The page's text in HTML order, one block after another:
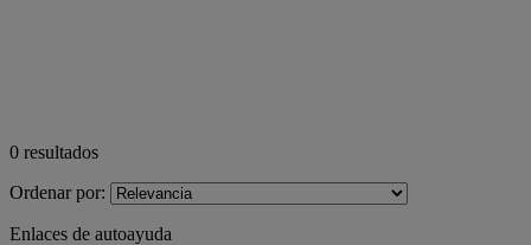
0 resultados
Ordenar por:
Enlaces de autoayuda